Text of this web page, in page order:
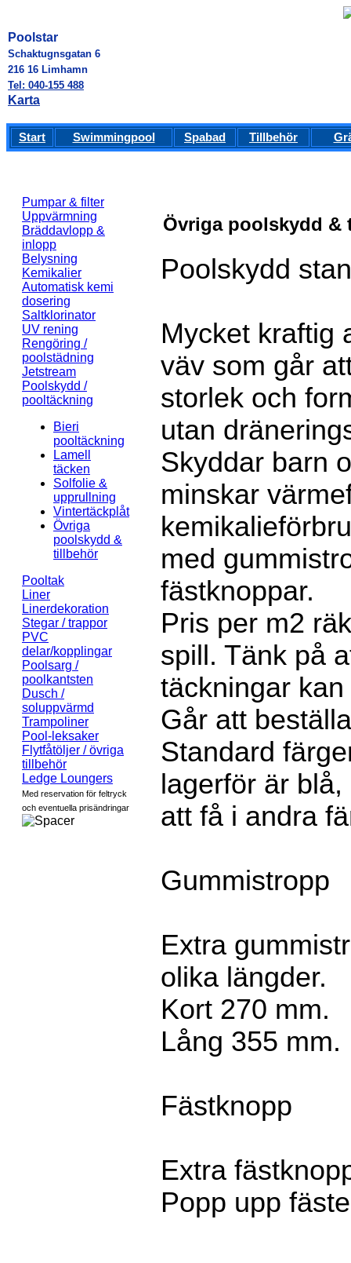
Poolstar
Schaktugnsgatan 6
216 16 Limhamn
Tel: 040-155 488
Karta
Start Swimmingpool Spabad Tillbehör
Pumpar & filter
Uppvärmning
Bräddavlopp &
inlopp
Belysning
Kemikalier
Automatisk kemi
dosering
Saltklorinator
UV rening
Rengöring /
poolstädning
Jetstream
Poolskydd /
pooltäckning
Bieri
pooltäckning
Lamell
täcken
Solfolie &
upprullning
Vintertäckplåt
Övriga
poolskydd &
tillbehör
Pooltak
Liner
Linerdekoration
Stegar / trappor
PVC
delar/kopplingar
Poolsarg /
poolkantsten
Dusch /
soluppvärmd
Trampoliner
Pool-leksaker
Flytfåtöljer / övriga
tillbehör
Ledge Loungers
Med reservation för feltryck
och eventuella prisändringar
Övriga poolskydd &
Poolskydd
Mycket kraftig
väv som går
storlek och
utan
Skyddar barn
minskar
med
fästknoppar.
Pris per m2
spill. Tänk på
täckningar
Går att
Standard
lagerför är
att få i andra
Gummistropp
Extra
olika längder.
Kort 270 mm.
Lång 355 mm.
Fästknopp
Extra
Popp upp fäste